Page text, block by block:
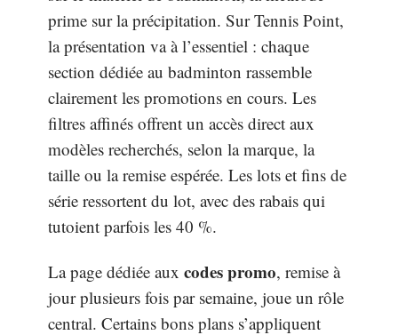
prime sur la précipitation. Sur Tennis Point,
la présentation va à l’essentiel : chaque
section dédiée au badminton rassemble
clairement les promotions en cours. Les
filtres affinés offrent un accès direct aux
modèles recherchés, selon la marque, la
taille ou la remise espérée. Les lots et fins de
série ressortent du lot, avec des rabais qui
tutoient parfois les 40 %.
La page dédiée aux codes promo, remise à
jour plusieurs fois par semaine, joue un rôle
central. Certains bons plans s’appliquent